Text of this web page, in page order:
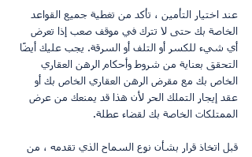
عند اختيار التأمين ، تأكد من تغطية جميع القواعد
الخاصة بك حتى لا تترك في موقف صعب إذا تعرض
أي شيء للكسر أو التلف أو السرقة. يجب عليك أيضًا
التحقق بعناية من شروط وأحكام الرهن العقاري
الخاص بك مع مقرض الرهن العقاري الخاص بك أو
عقد إيجار التملك الحر لأن هذا قد يمنعك من عرض
الممتلكات الخاصة بك لقضاء عطلة.
قبل اتخاذ قرار بشأن نوع السماح الذي تقدمه ، من